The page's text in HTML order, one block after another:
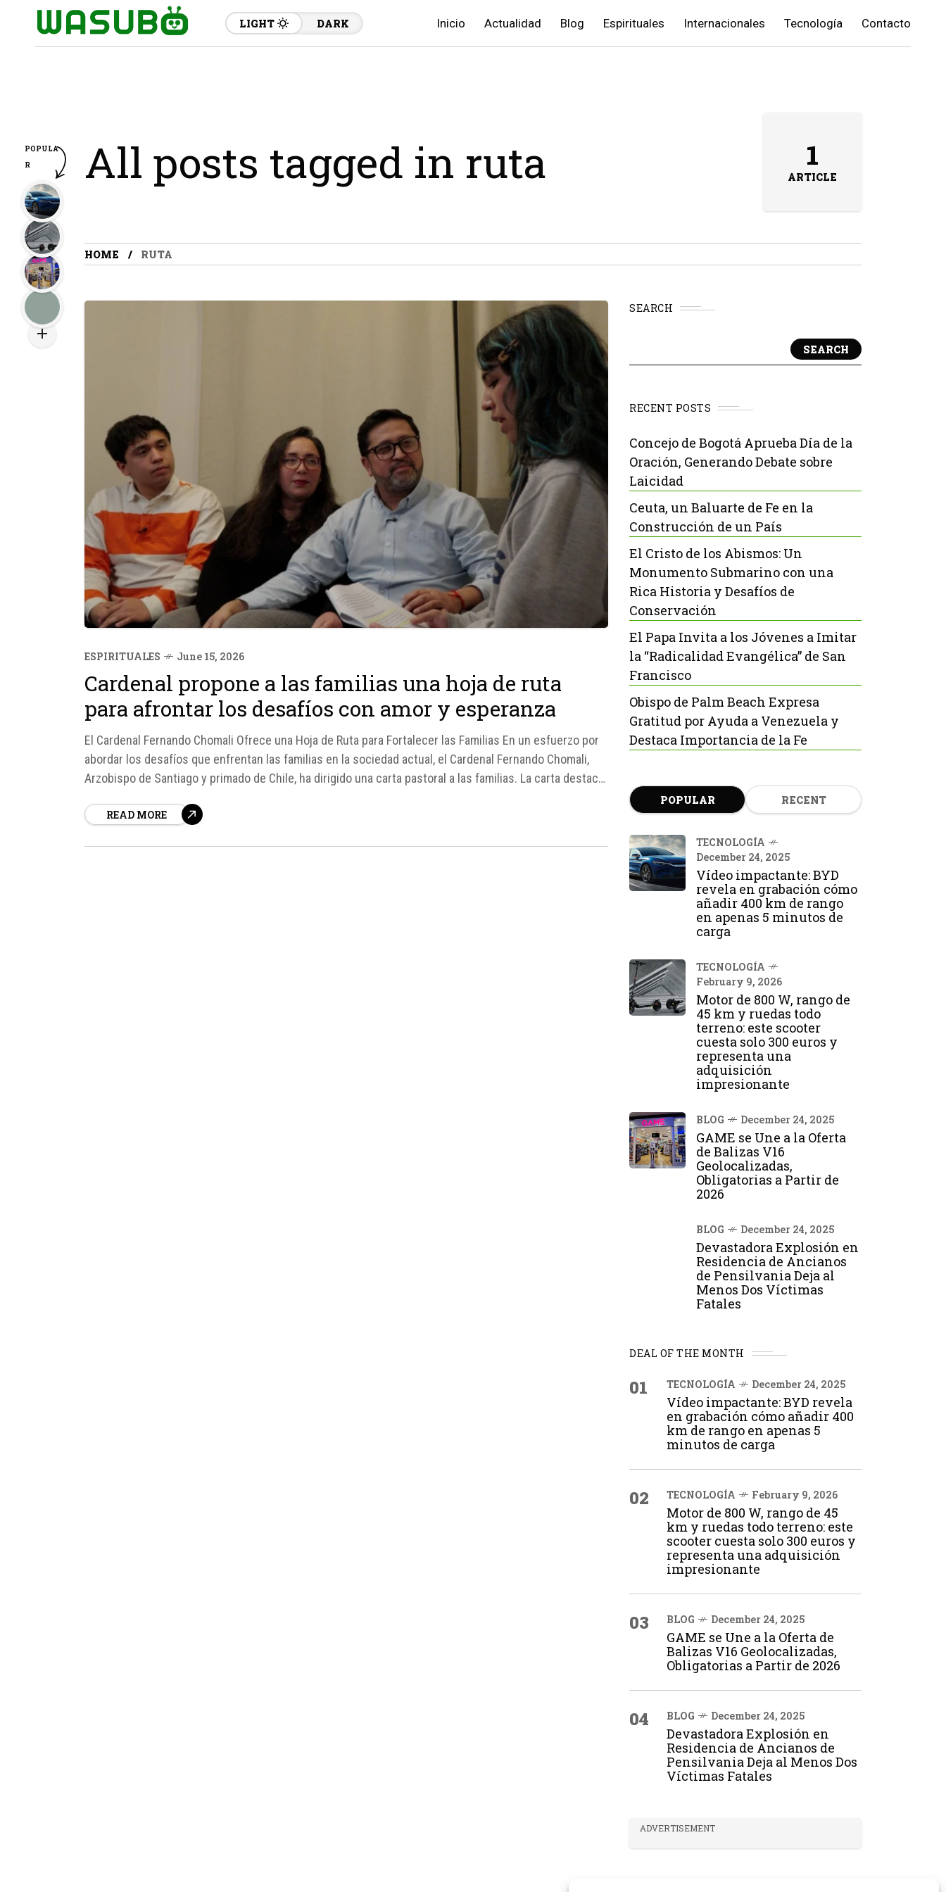
LIGHT DARK Inicio Actualidad Blog Espirituales Internacionales Tecnología Contacto
All posts tagged in ruta 1
ARTICLE
HOME RUTA
ESPIRITUALES June 15, 2026
Cardenal propone a las familias una hoja de ruta
para afrontar los desafíos con amor y esperanza
El Cardenal Fernando Chomali Ofrece una Hoja de Ruta para Fortalecer las Familias En un esfuerzo por
abordar los desafíos que enfrentan las familias en la sociedad actual, el Cardenal Fernando Chomali,
Arzobispo de Santiago y primado de Chile, ha dirigido una carta pastoral a las familias. La carta destaca
READ MORE
SEARCH
SEARCH
RECENT POSTS
Concejo de Bogotá Aprueba Día de la
Oración, Generando Debate sobre
Laicidad
Ceuta, un Baluarte de Fe en la
Construcción de un País
El Cristo de los Abismos: Un
Monumento Submarino con una
Rica Historia y Desafíos de
Conservación
El Papa Invita a los Jóvenes a Imitar
la “Radicalidad Evangélica” de San
Francisco
Obispo de Palm Beach Expresa
Gratitud por Ayuda a Venezuela y
Destaca Importancia de la Fe
POPULAR RECENT
TECNOLOGÍA
December 24, 2025
Vídeo impactante: BYD
revela en grabación cómo
añadir 400 km de rango
en apenas 5 minutos de
carga
TECNOLOGÍA
February 9, 2026
Motor de 800 W, rango de
45 km y ruedas todo
terreno: este scooter
cuesta solo 300 euros y
representa una
adquisición
impresionante
BLOG December 24, 2025
GAME se Une a la Oferta
de Balizas V16
Geolocalizadas,
Obligatorias a Partir de
2026
BLOG December 24, 2025
Devastadora Explosión en
Residencia de Ancianos
de Pensilvania Deja al
Menos Dos Víctimas
Fatales
DEAL OF THE MONTH
01 TECNOLOGÍA December 24, 2025
Vídeo impactante: BYD revela
en grabación cómo añadir 400
km de rango en apenas 5
minutos de carga
02 TECNOLOGÍA February 9, 2026
Motor de 800 W, rango de 45
km y ruedas todo terreno: este
scooter cuesta solo 300 euros y
representa una adquisición
impresionante
03 BLOG December 24, 2025
GAME se Une a la Oferta de
Balizas V16 Geolocalizadas,
Obligatorias a Partir de 2026
04 BLOG December 24, 2025
Devastadora Explosión en
Residencia de Ancianos de
Pensilvania Deja al Menos Dos
Víctimas Fatales
ADVERTISEMENT
POPULA
R